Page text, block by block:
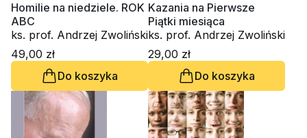
Homilie na niedziele. ROK
ABC
ks. prof. Andrzej Zwoliński
49,00 zł
Do koszyka
Kazania na Pierwsze
Piątki miesiąca
ks. prof. Andrzej Zwoliński
29,00 zł
Do koszyka